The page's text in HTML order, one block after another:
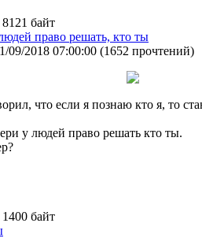
8121 байт
право решать, кто ты
09/2018 07:00:00 (1652 прочтений)
что если я познаю кто я, то
у людей право решать кто ты.
1400 байт